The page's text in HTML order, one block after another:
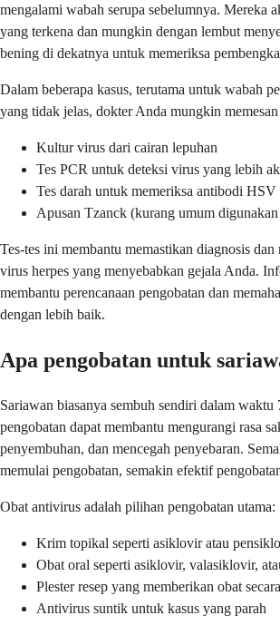
mengalami wabah serupa sebelumnya. Mereka
yang terkena dan mungkin dengan lembut
bening di dekatnya untuk memeriksa
Dalam beberapa kasus, terutama untuk wabah
yang tidak jelas, dokter Anda mungkin memesan
Kultur virus dari cairan lepuhan
Tes PCR untuk deteksi virus yang lebih
Tes darah untuk memeriksa antibodi HSV
Apusan Tzanck (kurang umum digunakan
Tes-tes ini membantu memastikan diagnosis dan
virus herpes yang menyebabkan gejala Anda.
membantu perencanaan pengobatan dan
dengan lebih baik.
Apa pengobatan untuk
Sariawan biasanya sembuh sendiri dalam waktu
pengobatan dapat membantu mengurangi rasa
penyembuhan, dan mencegah penyebaran.
memulai pengobatan, semakin efektif
Obat antivirus adalah pilihan pengobatan utama:
Krim topikal seperti asiklovir atau
Obat oral seperti asiklovir, valasiklovir,
Plester resep yang memberikan obat
Antivirus suntik untuk kasus yang parah